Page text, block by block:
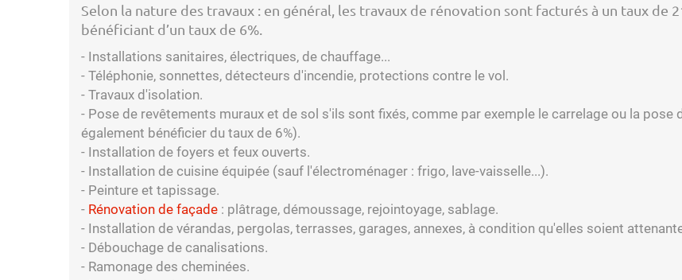
Selon la nature des travaux : en général, les travaux de rénovation sont facturés à un taux de
bénéficiant d’un taux de 6%.
- Installations sanitaires, électriques, de chauffage...
- Téléphonie, sonnettes, détecteurs d'incendie, protections contre le vol.
- Travaux d'isolation.
- Pose de revêtements muraux et de sol s'ils sont fixés, comme par exemple le carrelage ou la
également bénéficier du taux de 6%).
- Installation de foyers et feux ouverts.
- Installation de cuisine équipée (sauf l'électroménager : frigo, lave-vaisselle...).
- Peinture et tapissage.
- Rénovation de façade : plâtrage, démoussage, rejointoyage, sablage.
- Installation de vérandas, pergolas, terrasses, garages, annexes, à condition qu'elles soient
- Débouchage de canalisations.
- Ramonage des cheminées.